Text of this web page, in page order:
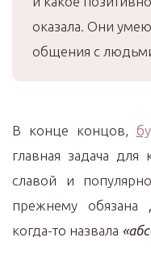
оказала. Они
общения с
В конце концов,
главная задача
славой и
прежнему обязана
когда-то назвала